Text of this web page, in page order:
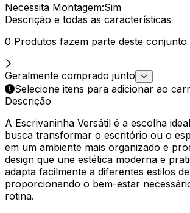
Necessita Montagem:Sim
Descrição e todas as características
0 Produtos fazem parte deste conjunto
Geralmente comprado junto
Selecione itens para adicionar ao
Descrição
A Escrivaninha Versátil é a escolha
busca transformar o escritório ou o
em um ambiente mais organizado e
design que une estética moderna e
adapta facilmente a diferentes estilos
proporcionando o bem-estar
rotina.